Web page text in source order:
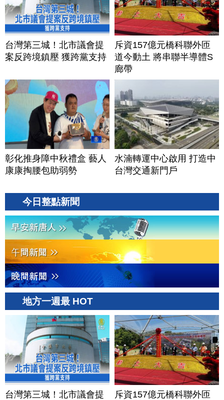
台灣第三城！北市議會提
案反跨境鎮壓 獲跨黨支持
斥資157億元橋科聯外匝
道今動土 將串聯半導體S
廊帶
彰化推身障中秋禮盒 藝人
康康掏腰包助弱勢
水湳轉運中心啟用 打造中
台灣交通新門戶
今日整點新聞
地方一週最 HOT
台灣第三城！北市議會提
斥資157億元橋科聯外匝